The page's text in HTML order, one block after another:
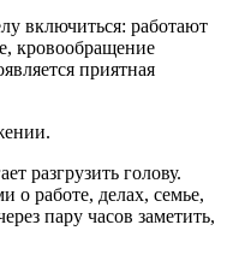
включиться: работают
кровообращение
приятная
разгрузить голову.
работе, делах, семье,
пару часов заметить,